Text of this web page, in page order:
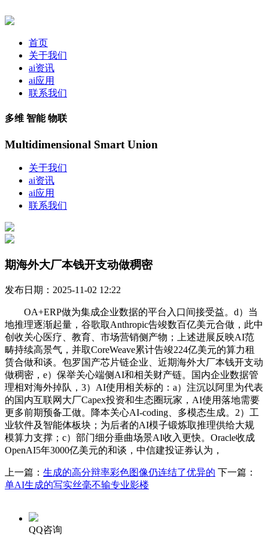
首页
关于我们
ai资讯
ai应用
联系我们
多维 智能 物联
Multidimensional Smart Union
关于我们
ai资讯
ai应用
联系我们
期海外大厂本钱开支动做稠密
发布日期：2025-11-02 12:22
OA+ERP做为集成企业数据的平台入口间接受益。d）当
地推理逐渐起量，谷歌取Anthropic告竣数百亿美元合做，此中
创收关心医疗、教育、市场营销侧产物；上述进展反映AI范
畴持续高景气，并取CoreWeave累计告竣224亿美元的算力租
赁合做和谈。包罗国产芯片链企业、近期海外大厂本钱开支动
做稠密，e）保举关心端侧AI和相关财产链。国内企业数据管
理相对海外掉队，3）AI使用相关标的：a）注沉以阿里为代表
的国内互联网大厂Capex投资和生态圈玩家，AI使用落地需要
更多前期预备工做。降本关心AI-coding、多模态生成。2）工
业软件及智能体板块；为后者的AI模子锻炼取推理供给大规
模算力支撑；c）部门细分垂曲场景AI收入更快。Oracle收成
OpenAI5年3000亿美元的和谈，中信建投证券认为，
上一篇： 生成的高分辩率彩色图像仍连结了优异的 下一篇：
单AI生成的写实丝毫不输专业影楼
QQ咨询